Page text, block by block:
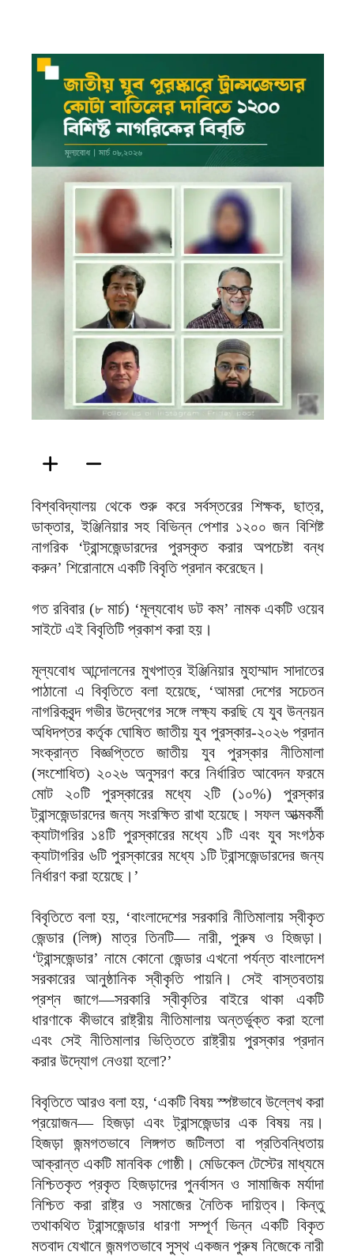
বিশ্ববিদ্যালয় থেকে শুরু করে সর্বস্তরের শিক্ষক, ছাত্র,
ডাক্তার, ইঞ্জিনিয়ার সহ বিভিন্ন পেশার ১২০০ জন বিশিষ্ট
নাগরিক ‘ট্রান্সজেন্ডারদের পুরস্কৃত করার অপচেষ্টা বন্ধ
করুন’ শিরোনামে একটি বিবৃতি প্রদান করেছেন।
গত রবিবার (৮ মার্চ) ‘মূল্যবোধ ডট কম’ নামক একটি ওয়েব
সাইটে এই বিবৃতিটি প্রকাশ করা হয়।
মূল্যবোধ আন্দোলনের মুখপাত্র ইঞ্জিনিয়ার মুহাম্মাদ সাদাতের
পাঠানো এ বিবৃতিতে বলা হয়েছে, ‘আমরা দেশের সচেতন
নাগরিকবৃন্দ গভীর উদ্বেগের সঙ্গে লক্ষ্য করছি যে যুব উন্নয়ন
অধিদপ্তর কর্তৃক ঘোষিত জাতীয় যুব পুরস্কার-২০২৬ প্রদান
সংক্রান্ত বিজ্ঞপ্তিতে জাতীয় যুব পুরস্কার নীতিমালা
(সংশোধিত) ২০২৬ অনুসরণ করে নির্ধারিত আবেদন ফরমে
মোট ২০টি পুরস্কারের মধ্যে ২টি (১০%) পুরস্কার
ট্রান্সজেন্ডারদের জন্য সংরক্ষিত রাখা হয়েছে। সফল আত্মকর্মী
ক্যাটাগরির ১৪টি পুরস্কারের মধ্যে ১টি এবং যুব সংগঠক
ক্যাটাগরির ৬টি পুরস্কারের মধ্যে ১টি ট্রান্সজেন্ডারদের জন্য
নির্ধারণ করা হয়েছে।’
বিবৃতিতে বলা হয়, ‘বাংলাদেশের সরকারি নীতিমালায় স্বীকৃত
জেন্ডার (লিঙ্গ) মাত্র তিনটি— নারী, পুরুষ ও হিজড়া।
‘ট্রান্সজেন্ডার’ নামে কোনো জেন্ডার এখনো পর্যন্ত বাংলাদেশ
সরকারের আনুষ্ঠানিক স্বীকৃতি পায়নি। সেই বাস্তবতায়
প্রশ্ন জাগে—সরকারি স্বীকৃতির বাইরে থাকা একটি
ধারণাকে কীভাবে রাষ্ট্রীয় নীতিমালায় অন্তর্ভুক্ত করা হলো
এবং সেই নীতিমালার ভিত্তিতে রাষ্ট্রীয় পুরস্কার প্রদান
করার উদ্যোগ নেওয়া হলো?’
বিবৃতিতে আরও বলা হয়, ‘একটি বিষয় স্পষ্টভাবে উল্লেখ করা
প্রয়োজন— হিজড়া এবং ট্রান্সজেন্ডার এক বিষয় নয়।
হিজড়া জন্মগতভাবে লিঙ্গগত জটিলতা বা প্রতিবন্ধিতায়
আক্রান্ত একটি মানবিক গোষ্ঠী। মেডিকেল টেস্টের মাধ্যমে
নিশ্চিতকৃত প্রকৃত হিজড়াদের পুনর্বাসন ও সামাজিক মর্যাদা
নিশ্চিত করা রাষ্ট্র ও সমাজের নৈতিক দায়িত্ব। কিন্তু
তথাকথিত ট্রান্সজেন্ডার ধারণা সম্পূর্ণ ভিন্ন একটি বিকৃত
মতবাদ যেখানে জন্মগতভাবে সুস্থ একজন পুরুষ নিজেকে নারী